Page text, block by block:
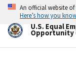
Skip
main
content
An official website
Here’s how you
U.S. Equal
Opportunity